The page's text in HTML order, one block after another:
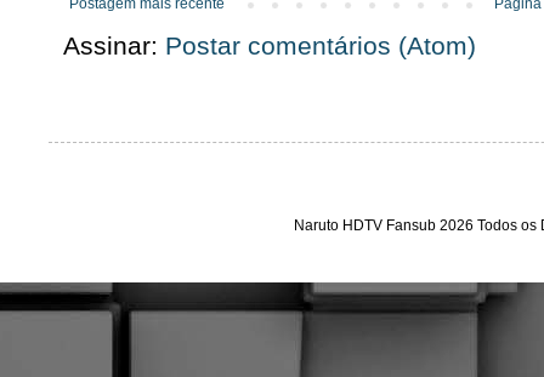
Postagem mais recente
Assinar: Postar comentários (Atom)
Naruto HDTV Fansub 2026 Todos